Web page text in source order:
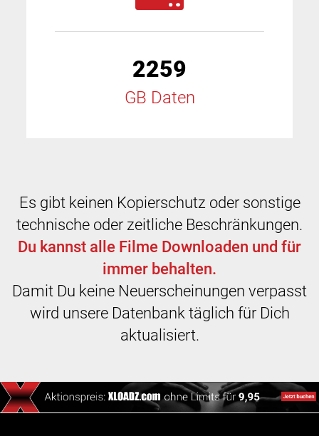
2259
GB Daten
Es gibt keinen Kopierschutz oder sonstige
technische oder zeitliche Beschränkungen.
Du kannst alle Filme Downloaden und für
immer behalten.
Damit Du keine Neuerscheinungen verpasst
wird unsere Datenbank täglich für Dich
aktualisiert.